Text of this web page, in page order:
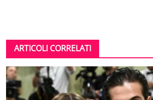
ARTICOLI CORRELATI